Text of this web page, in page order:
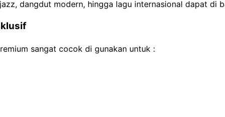
dangdut modern, hingga lagu internasional dapat di
sangat cocok di gunakan untuk :